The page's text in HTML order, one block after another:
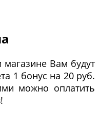
Вам будут
1 бонус на 20 руб.
можно оплатить